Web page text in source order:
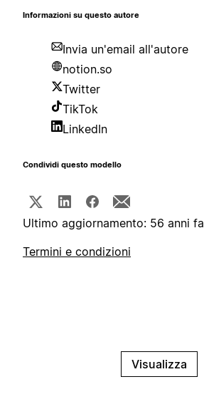
Informazioni su questo autore
Invia un'email all'autore
notion.so
Twitter
TikTok
LinkedIn
Condividi questo modello
Ultimo aggiornamento: 56 anni fa
Termini e condizioni
Visualizza